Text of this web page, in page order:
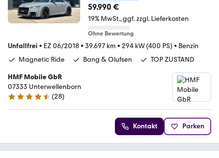
59.990 €
19% MwSt. ggf. zzgl. Lieferkosten
Ohne Bewertung
Unfallfrei • EZ 06/2018• 39.697 km • 294 kW (400 PS) • Benzin
Magnetic Ride
Bang & Olufsen TOP ZUSTAND
HMF Mobile GbR
07333 Unterwellenborn
4.6 Sterne
(28)
Kontakt Parken